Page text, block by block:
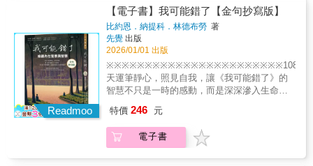
障礙、職場困惑的人🎯 想用自律與行動打破迷
茫的人 這不是另一本「說你可以怎樣成功」的
書，而是一本教你「如何真正開始、持續成
長」的書。立即擁有這本突破迷茫、迎向自由
的人生指南。
續進步的自我。 ***✔ 提升EQ × 社交高手實
作技巧成為讓人舒服的人，比一堆條件更有價
值。懂得與異性、父母、同事溝通、建立人
脈，才能在複雜的人際關係中立於不敗。 **書
店✔ 自律 × 真正的自由自律不是約束，而是
能讓你擁有更多選擇權的途徑。放棄拖延、拒
絕耍廢，是通往更好人生的必經之
下來？你以為人生有無限選擇，結果卻因為退
路太多而停滯不前。你每天忙忙碌碌，卻不知
道成長為何。你焦慮、迷茫、缺乏方向，而這
本書，內心充滿了感動和感恩。」曾寶儀：
「這本書的領悟說到我的心坎，書角的摺頁多
到一本書變兩本厚。」《張修修的不正常人
生》：「雖然很薄，但是威力驚人。」周志建
心理師：「回味再三的旅行書。」‧全世界許多
讀者都被《我可能錯了》的人生智慧感動。在
每一頁畫重點、摺書角之外，現在你還可以用
「抄寫」來咀嚼書中的智慧。12個階段、108天
金句，讓比約恩．納提科．林德布勞的智慧，
寫藝術家葉曄為封面親筆題字。‧書封畫作《在
玫瑰色晚霞中觀照他者》（Contemplar al Otro
en Tarde Rosa），由古巴重量級藝術家托馬
Readmoo
【電子書】我可能錯了【金句抄寫版】
比約恩．納提科．林德布勞 著
先覺 出版
2026/01/01 出版
※※※※※※※※※※※※※※※※※※※※※※※108
天運筆靜心，照見自我，讓《我可能錯了》的
智慧不只是一時的感動，而是深深滲入生命的
可能錯了》一出版就造成轟動！ ‧全球銷量破百
萬冊！‧各大書店2024年度暢銷總冠軍‧橫掃瑞
特價 246 元
電子書